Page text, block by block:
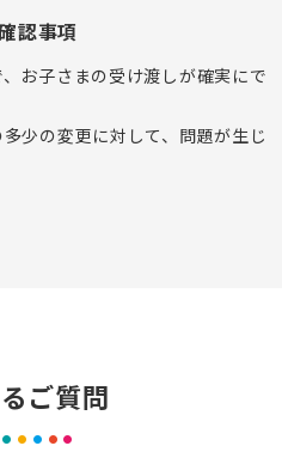
認事項
お子さまの受け渡しが確実にで
少の変更に対して、問題が生じ
ご質問